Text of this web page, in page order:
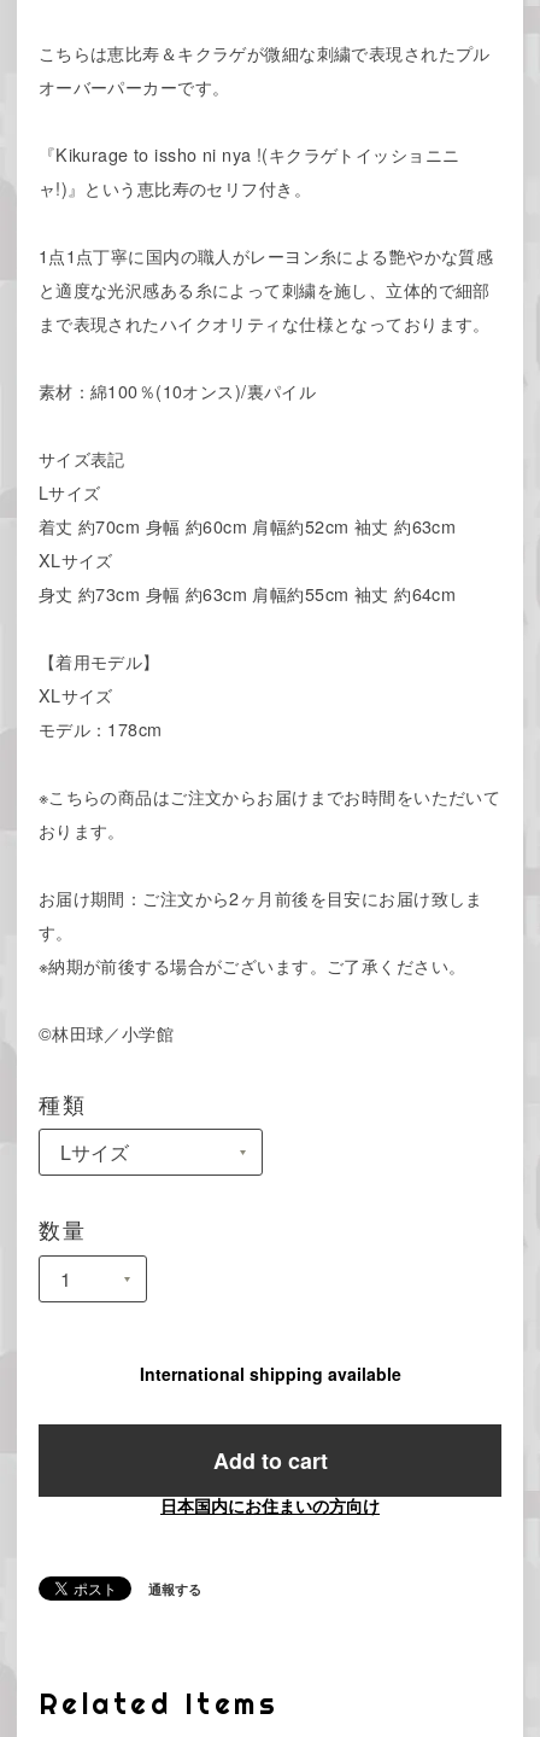
こちらは恵比寿＆キクラゲが微細な刺繍で表現されたプル
オーバーパーカーです。
『Kikurage to issho ni nya !(キクラゲトイッショニニ
ャ!)』という恵比寿のセリフ付き。
1点1点丁寧に国内の職人がレーヨン糸による艶やかな質感
と適度な光沢感ある糸によって刺繍を施し、立体的で細部
まで表現されたハイクオリティな仕様となっております。
素材：綿100％(10オンス)/裏パイル
サイズ表記
Lサイズ
着丈 約70cm 身幅 約60cm 肩幅約52cm 袖丈 約63cm
XLサイズ
身丈 約73cm 身幅 約63cm 肩幅約55cm 袖丈 約64cm
【着用モデル】
XLサイズ
モデル：178cm
※こちらの商品はご注文からお届けまでお時間をいただいて
おります。
お届け期間：ご注文から2ヶ月前後を目安にお届け致しま
す。
※納期が前後する場合がございます。ご了承ください。
©︎林田球／小学館
種類
数量
International shipping available
Add to cart
日本国内にお住まいの方向け
通報する
Related Items